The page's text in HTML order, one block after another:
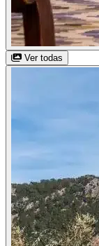
Ver todas